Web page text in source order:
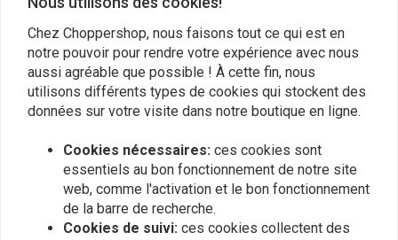
Rene
Hurtig levering
Der Riser ist
in Ordnung.
Chez Choppershop, nous faisons tout ce qui est en
notre pouvoir pour rendre votre expérience avec nous
aussi agréable que possible ! À cette fin, nous
utilisons différents types de cookies qui stockent des
données sur votre visite dans notre boutique en ligne.
Cookies nécessaires: ces cookies sont
essentiels au bon fonctionnement de notre site
web, comme l'activation et le bon fonctionnement
de la barre de recherche.
Cookies de suivi: ces cookies collectent des